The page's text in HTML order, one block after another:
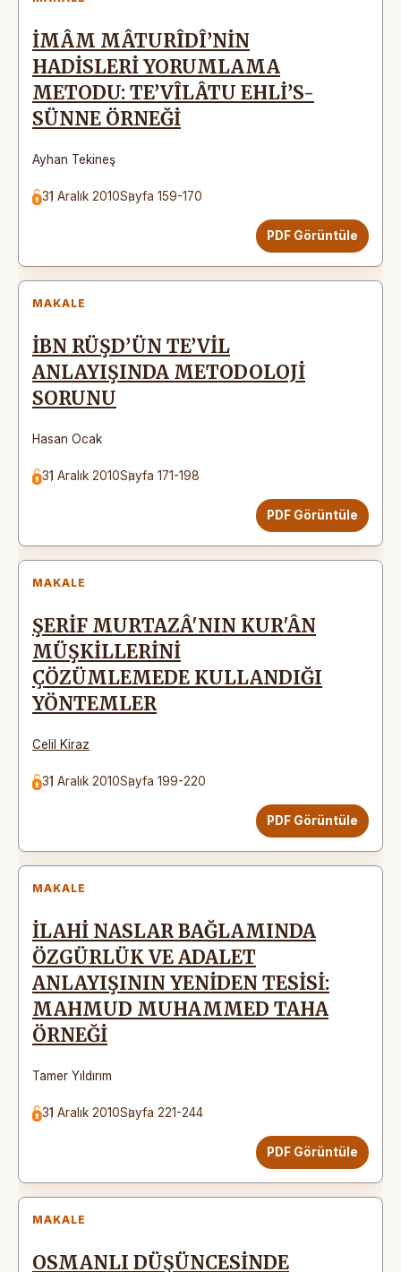
İMÂM MÂTURÎDÎ’NİN
HADİSLERİ YORUMLAMA
METODU: TE’VÎLÂTU EHLİ’S-
SÜNNE ÖRNEĞİ
Ayhan Tekineş
31 Aralık 2010Sayfa 159-170
PDF Görüntüle
MAKALE
İBN RÜŞD’ÜN TE’VİL
ANLAYIŞINDA METODOLOJİ
SORUNU
Hasan Ocak
31 Aralık 2010Sayfa 171-198
PDF Görüntüle
MAKALE
ŞERİF MURTAZÂ'NIN KUR'ÂN
MÜŞKİLLERİNİ
ÇÖZÜMLEMEDE KULLANDIĞI
YÖNTEMLER
Celil Kiraz
31 Aralık 2010Sayfa 199-220
PDF Görüntüle
MAKALE
İLAHİ NASLAR BAĞLAMINDA
ÖZGÜRLÜK VE ADALET
ANLAYIŞININ YENİDEN TESİSİ:
MAHMUD MUHAMMED TAHA
ÖRNEĞİ
Tamer Yıldırım
31 Aralık 2010Sayfa 221-244
PDF Görüntüle
MAKALE
OSMANLI DÜŞÜNCESİNDE